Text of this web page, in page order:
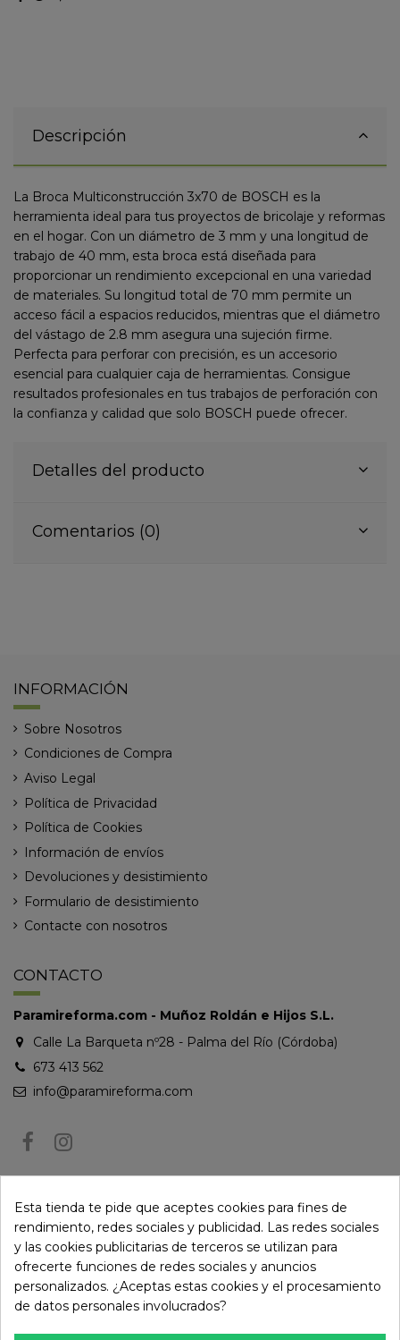
Descripción
La Broca Multiconstrucción 3x70 de BOSCH es la
herramienta ideal para tus proyectos de bricolaje y reformas
en el hogar. Con un diámetro de 3 mm y una longitud de
trabajo de 40 mm, esta broca está diseñada para
proporcionar un rendimiento excepcional en una variedad
de materiales. Su longitud total de 70 mm permite un
acceso fácil a espacios reducidos, mientras que el diámetro
del vástago de 2.8 mm asegura una sujeción firme.
Perfecta para perforar con precisión, es un accesorio
esencial para cualquier caja de herramientas. Consigue
resultados profesionales en tus trabajos de perforación con
la confianza y calidad que solo BOSCH puede ofrecer.
Detalles del producto
Comentarios (0)
INFORMACIÓN
Sobre Nosotros
Condiciones de Compra
Aviso Legal
Política de Privacidad
Política de Cookies
Información de envíos
Devoluciones y desistimiento
Formulario de desistimiento
Contacte con nosotros
CONTACTO
Paramireforma.com - Muñoz Roldán e Hijos S.L.
Calle La Barqueta nº28 - Palma del Río (Córdoba)
673 413 562
info@paramireforma.com
Puede darse de baja en cualquier momento. Para ello, consulte nuestra
información de contacto en el aviso legal.
Esta tienda te pide que aceptes cookies para fines de
rendimiento, redes sociales y publicidad. Las redes sociales
y las cookies publicitarias de terceros se utilizan para
ofrecerte funciones de redes sociales y anuncios
personalizados. ¿Aceptas estas cookies y el procesamiento
de datos personales involucrados?